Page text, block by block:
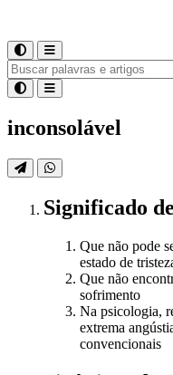
inconsolável
Significado de
Que não pode
estado de
Que não
sofrimento
Na psicologia,
extrema
convencionais